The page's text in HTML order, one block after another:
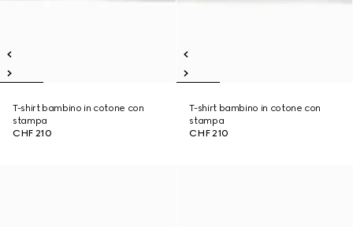
T-shirt bambino in cotone con
stampa
CHF 210
T-shirt bambino in cotone con
stampa
CHF 210